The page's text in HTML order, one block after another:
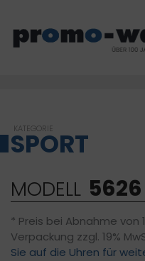
SPORT
MODELL 5626
* Preis bei Abnahme von
Verpackung zzgl. 19%
Sie auf die Uhren für